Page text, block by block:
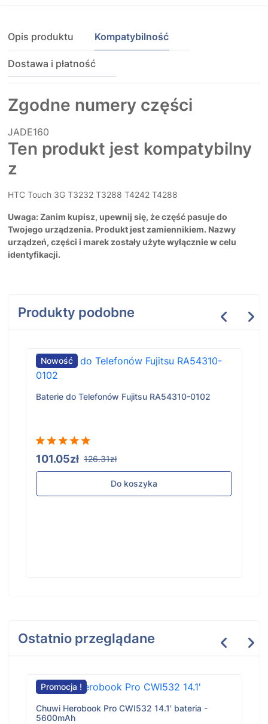
Opis produktu Kompatybilność
Dostawa i płatność
Zgodne numery części
JADE160
Ten produkt jest kompatybilny
z
HTC Touch 3G T3232 T3288 T4242 T4288
Uwaga: Zanim kupisz, upewnij się, że część pasuje do
Twojego urządzenia. Produkt jest zamiennikiem. Nazwy
urządzeń, części i marek zostały użyte wyłącznie w celu
identyfikacji.
Produkty podobne
Nowość
Baterie do Telefonów Fujitsu RA54310-0102
101.05zł 126.31zł
Do koszyka
Ostatnio przeglądane
Promocja !
Chuwi Herobook Pro CWI532 14.1' bateria -
5600mAh